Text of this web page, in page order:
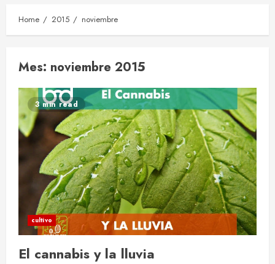
Home 2015 noviembre
Mes: noviembre 2015
3 min read
cultivo
El cannabis y la lluvia